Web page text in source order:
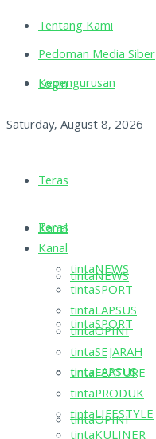
Tentang Kami
Pedoman Media Siber
Kepengurusan
Saturday, August 8, 2026
Login
Teras
Kanal
tintaNEWS
tintaSPORT
tintaLAPSUS
tintaOPINI
Teras
Kanal
tintaNEWS
tintaSPORT
tintaLAPSUS
tintaOPINI
tintaSEJARAH
tintaFEATURE
tintaPRODUK
tintaLIFESTYLE